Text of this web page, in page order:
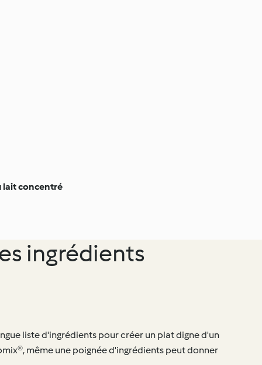
lait concentré
ingrédients
liste d'ingrédients pour créer un plat digne d'un
même une poignée d'ingrédients peut donner